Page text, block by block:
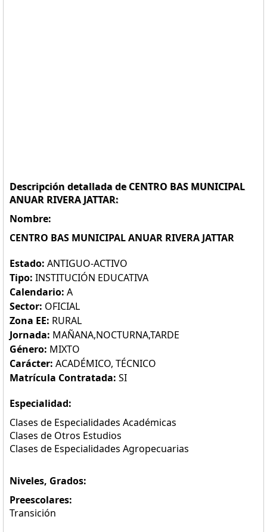
Descripción detallada de CENTRO BAS MUNICIPAL
ANUAR RIVERA JATTAR:
Nombre:
CENTRO BAS MUNICIPAL ANUAR RIVERA JATTAR
Estado: ANTIGUO-ACTIVO
Tipo: INSTITUCIÓN EDUCATIVA
Calendario: A
Sector: OFICIAL
Zona EE: RURAL
Jornada: MAÑANA,NOCTURNA,TARDE
Género: MIXTO
Carácter: ACADÉMICO, TÉCNICO
Matrícula Contratada: SI
Especialidad:
Clases de Especialidades Académicas
Clases de Otros Estudios
Clases de Especialidades Agropecuarias
Niveles, Grados:
Preescolares:
Transición